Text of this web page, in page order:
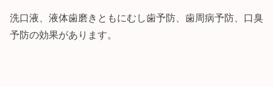
洗口液、液体歯磨きともにむし歯予防、歯周病予防、口臭
予防の効果があります。